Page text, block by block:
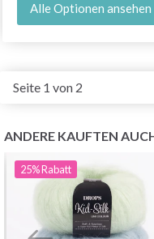
Alle Optionen ansehen
Seite 1 von 2
ANDERE KAUFTEN
25%Rabatt